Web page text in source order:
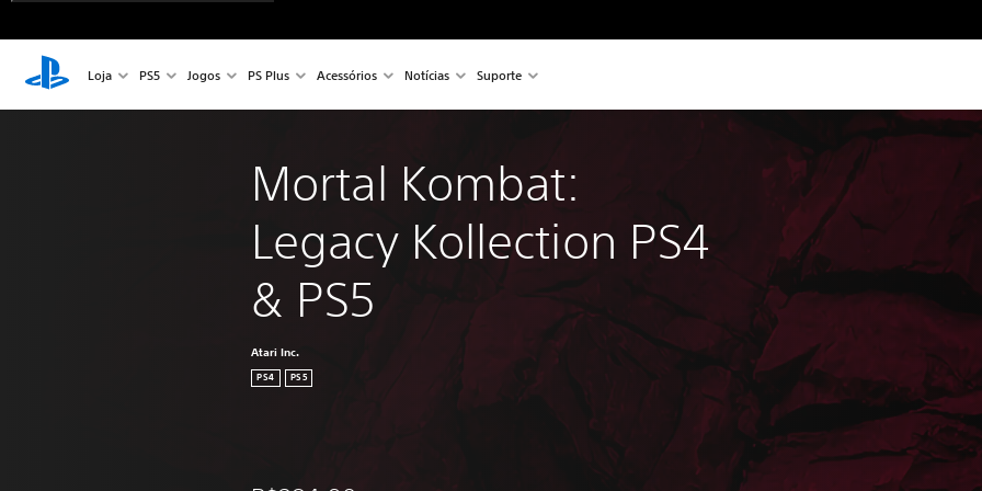
Loja PS5 Jogos PS Plus Acessórios Notícias Suporte
Mortal Kombat:
Legacy Kollection PS4
& PS5
Atari Inc.
PS4 PS5